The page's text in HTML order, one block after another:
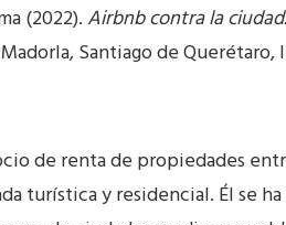
(2022).Airbnb contra la
Santiago de Querétaro,
de renta de propiedades
turística y residencial. Él se